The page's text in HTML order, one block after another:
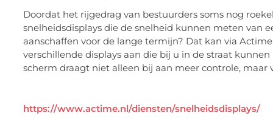
Doordat het rijgedrag van bestuurders soms nog
snelheidsdisplays die de snelheid kunnen meten van
aanschaffen voor de lange termijn? Dat kan via
verschillende displays aan die bij u in de straat
scherm draagt niet alleen bij aan meer controle,
https://www.actime.nl/diensten/snelheidsdisplays/